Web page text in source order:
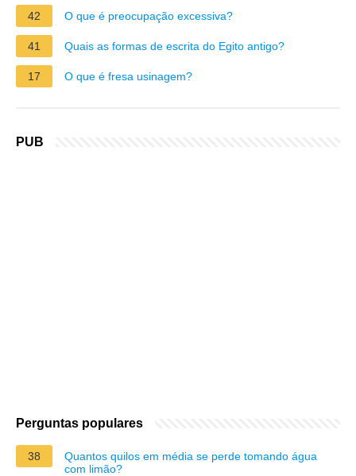
42 O que é preocupação excessiva?
41 Quais as formas de escrita do Egito antigo?
17 O que é fresa usinagem?
PUB
Perguntas populares
38
Quantos quilos em média se perde tomando água
com limão?